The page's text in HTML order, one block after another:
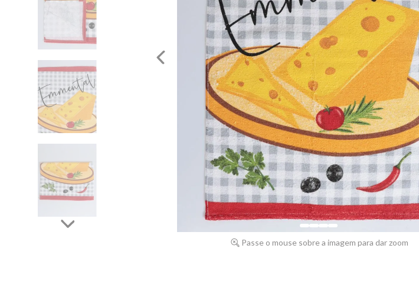
Passe o mouse sobre a imagem para dar zoom